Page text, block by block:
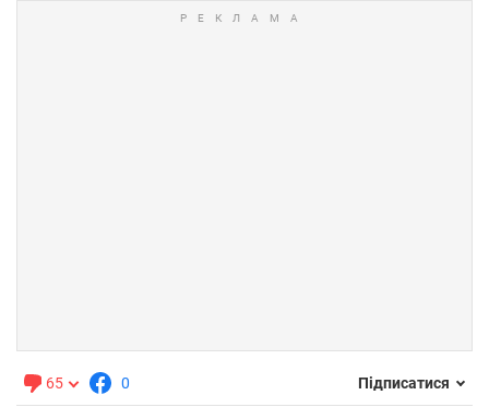
65 0 Підписатися